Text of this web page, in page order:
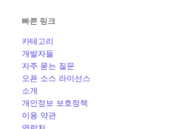
빠른 링크
카테고리
개발자들
자주 묻는 질문
오픈 소스 라이선스
소개
개인정보 보호정책
이용 약관